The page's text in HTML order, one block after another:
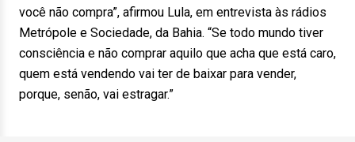
você não compra”, afirmou Lula, em entrevista às rádios
Metrópole e Sociedade, da Bahia. “Se todo mundo tiver
consciência e não comprar aquilo que acha que está caro,
quem está vendendo vai ter de baixar para vender,
porque, senão, vai estragar.”